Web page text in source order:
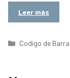
Leer más
Categorías
Codigo de